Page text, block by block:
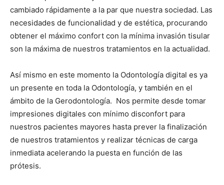
cambiado rápidamente a la par que nuestra sociedad. Las
necesidades de funcionalidad y de estética, procurando
obtener el máximo confort con la mínima invasión tisular
son la máxima de nuestros tratamientos en la actualidad.
Así mismo en este momento la Odontología digital es ya
un presente en toda la Odontología, y también en el
ámbito de la Gerodontología. Nos permite desde tomar
impresiones digitales con mínimo disconfort para
nuestros pacientes mayores hasta prever la finalización
de nuestros tratamientos y realizar técnicas de carga
inmediata acelerando la puesta en función de las
prótesis.